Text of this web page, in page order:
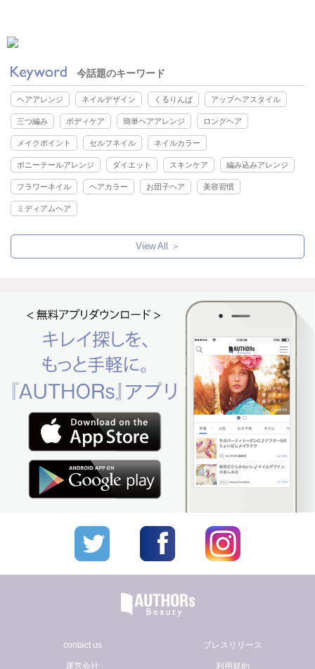
今話題のキーワード
ヘアアレンジ ネイルデザイン くるりんぱ アップヘアスタイル
三つ編み ボディケア 簡単ヘアアレンジ ロングヘア
メイクポイント セルフネイル ネイルカラー
ポニーテールアレンジ ダイエット スキンケア 編み込みアレンジ
フラワーネイル ヘアカラー お団子ヘア 美容習慣
ミディアムヘア
View All ＞
contact us プレスリリース
運営会社 利用規約